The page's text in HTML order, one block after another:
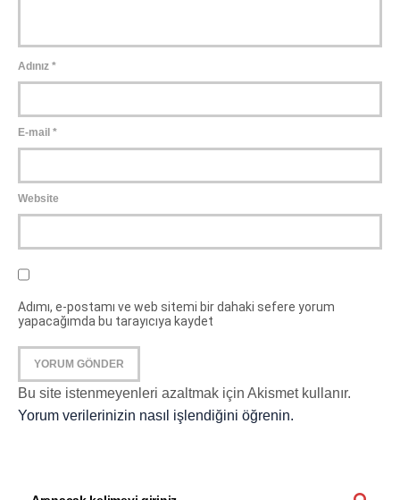
Adınız *
E-mail *
Website
Adımı, e-postamı ve web sitemi bir dahaki sefere yorum
yapacağımda bu tarayıcıya kaydet
Bu site istenmeyenleri azaltmak için Akismet kullanır.
Yorum verilerinizin nasıl işlendiğini öğrenin.